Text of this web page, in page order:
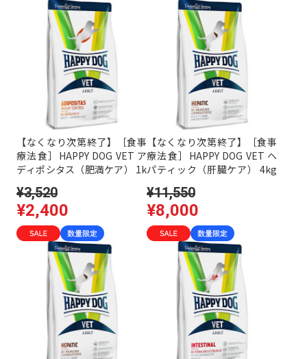
【なくなり次第終了】［食事
療法食］HAPPY DOG VET ア
ディポシタス（肥満ケア） 1k
¥3,520
¥2,400
【なくなり次第終了】［食事
療法食］HAPPY DOG VET ヘ
パティック（肝臓ケア） 4kg
¥11,550
¥8,000